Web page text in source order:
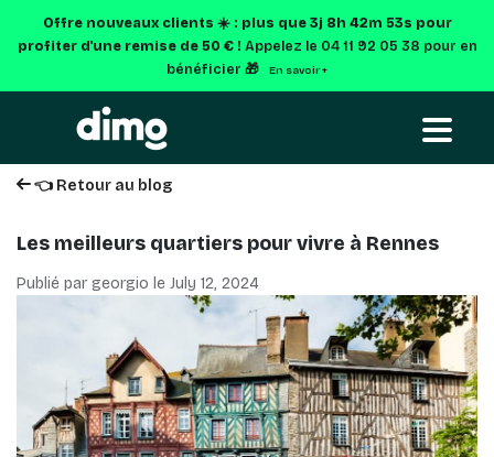
Offre nouveaux clients ☀️ : plus que 3j 8h 42m 52s pour
profiter d'une remise de 50 € ! Appelez le 04 11 92 05 38 pour en
bénéficier 🎁
En savoir +
👈 Retour au blog
Les meilleurs quartiers pour vivre à Rennes
Publié par georgio le July 12, 2024